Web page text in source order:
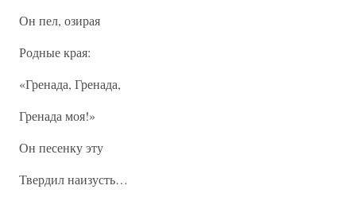
Он пел, озирая
Родные края:
«Гренада, Гренада,
Гренада моя!»
Он песенку эту
Твердил наизусть…